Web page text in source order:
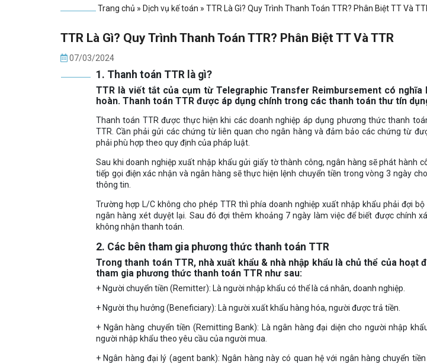
Trang chủ » Dịch vụ kế toán » TTR Là Gì? Quy Trình Thanh Toán TTR? Phân Biệt TT Và
TTR Là Gì? Quy Trình Thanh Toán TTR? Phân Biệt TT Và TTR
07/03/2024
1. Thanh toán TTR là gì?
TTR là viết tắt của cụm từ Telegraphic Transfer Reimbursement có nghĩa
hoàn. Thanh toán TTR được áp dụng chính trong các thanh toán thư tín
Thanh toán TTR được thực hiện khi các doanh nghiệp áp dụng phương thức thanh
TTR. Cần phải gửi các chứng từ liên quan cho ngân hàng và đảm bảo các chứng từ
phải phù hợp theo quy định của pháp luật.
Sau khi doanh nghiệp xuất nhập khẩu gửi giấy tờ thành công, ngân hàng sẽ phát hành
tiếp gọi điện xác nhận và ngân hàng sẽ thực hiện lệnh chuyển tiền trong vòng 3 ngày
thông tin.
Trường hợp L/C không cho phép TTR thì phía doanh nghiệp xuất nhập khẩu phải đợi
ngân hàng xét duyệt lại. Sau đó đợi thêm khoảng 7 ngày làm việc để biết được chính
không nhận thanh toán.
2. Các bên tham gia phương thức thanh toán TTR
Trong thanh toán TTR, nhà xuất khẩu & nhà nhập khẩu là chủ thể của hoạt
tham gia phương thức thanh toán TTR như sau:
+ Người chuyển tiền (Remitter): Là người nhập khẩu có thể là cá nhân, doanh nghiệp.
+ Người thụ hưởng (Beneficiary): Là người xuất khẩu hàng hóa, người được trả tiền.
+ Ngân hàng chuyển tiền (Remitting Bank): Là ngân hàng đại diện cho người nhập
người nhập khẩu theo yêu cầu của người mua.
+ Ngân hàng đại lý (agent bank): Ngân hàng này có quan hệ với ngân hàng chuyển